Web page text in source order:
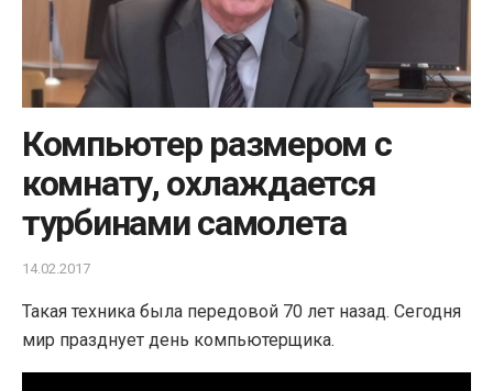
Компьютер размером с
комнату, охлаждается
турбинами самолета
14.02.2017
Такая техника была передовой 70 лет назад. Сегодня
мир празднует день компьютерщика.